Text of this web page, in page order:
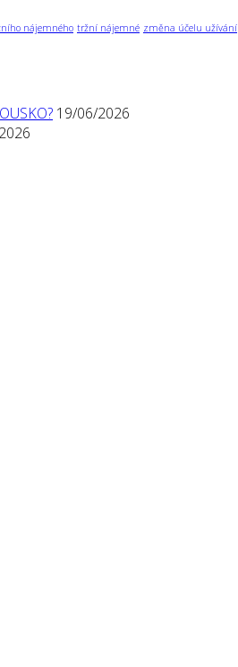
nájemného tržní nájemné změna účelu užívání
19/06/2026